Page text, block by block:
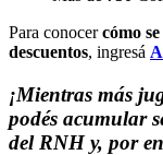
Para conocercómo
descuentos, ingresá
¡Mientras más
podés acumular
del RNH y, por